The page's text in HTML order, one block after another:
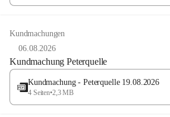
Kundmachungen
06.08.2026
Kundmachung Peterquelle
Kundmachung - Peterquelle 19.08.2026
4 Seiten•2,3 MB